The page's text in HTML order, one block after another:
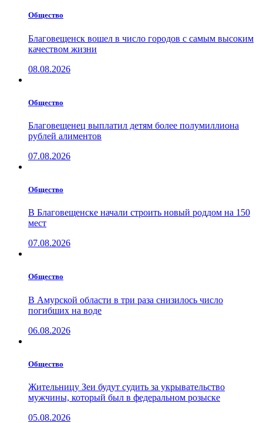
Общество
Благовещенск вошел в число городов с самым высоким
качеством жизни
08.08.2026
Общество
Благовещенец выплатил детям более полумиллиона
рублей алиментов
07.08.2026
Общество
В Благовещенске начали строить новый роддом на 150
мест
07.08.2026
Общество
В Амурской области в три раза снизилось число
погибших на воде
06.08.2026
Общество
Жительницу Зеи будут судить за укрывательство
мужчины, который был в федеральном розыске
05.08.2026